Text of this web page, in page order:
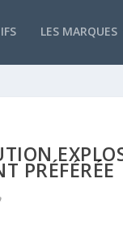
LES MARQUES
PRÉFÉRÉE